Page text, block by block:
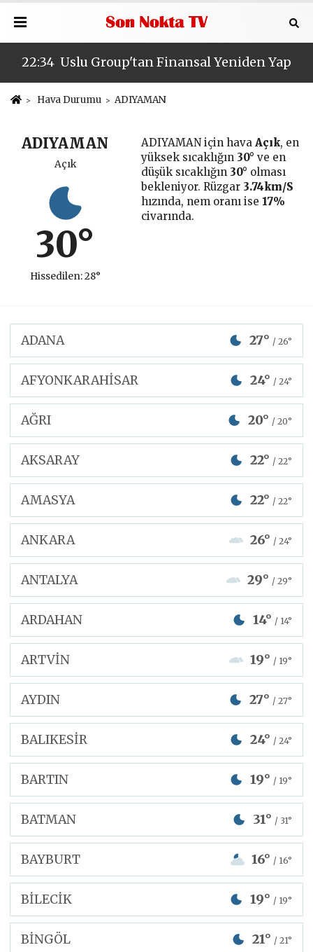
22:34 Uslu Group'tan Finansal Yeniden
Hava Durumu ADIYAMAN
ADIYAMAN
Açık
30°
Hissedilen: 28°
ADIYAMAN için hava Açık, en
yüksek sıcaklığın 30° ve en
düşük sıcaklığın 30° olması
bekleniyor. Rüzgar 3.74km/S
hızında, nem oranı ise 17%
civarında.
ADANA 27° / 26°
AFYONKARAHİSAR 24° / 24°
AĞRI 20° / 20°
AKSARAY 22° / 22°
AMASYA 22° / 22°
ANKARA 26° / 24°
ANTALYA 29° / 29°
ARDAHAN 14° / 14°
ARTVİN 19° / 19°
AYDIN 27° / 27°
BALIKESİR 24° / 24°
BARTIN 19° / 19°
BATMAN 31° / 31°
BAYBURT 16° / 16°
BİLECİK 19° / 19°
BİNGÖL 21° / 21°